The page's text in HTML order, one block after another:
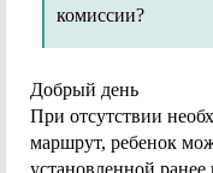
комиссии?
Добрый день
При отсутствии
маршрут, ребенок
установленной